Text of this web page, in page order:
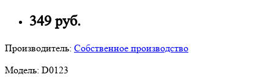
349 руб.
Производитель: Собственное производство
Модель: D0123